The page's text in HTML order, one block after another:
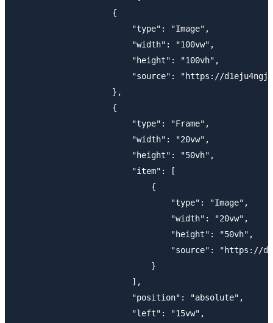
                    {
                        "type": "Image",
                        "width": "100vw",
                        "height": "100vh",
"source": "https://
                    },
                    {
                        "type": "Frame",
                        "width": "20vw",
                        "height": "50vh",
                        "item": [
                            {
                                "type": "Image",
                                "width": "20vw",
                                "height": "50vh",
"source": "https://
                            }
                        ],
                        "position": "absolute",
                        "left": "15vw",